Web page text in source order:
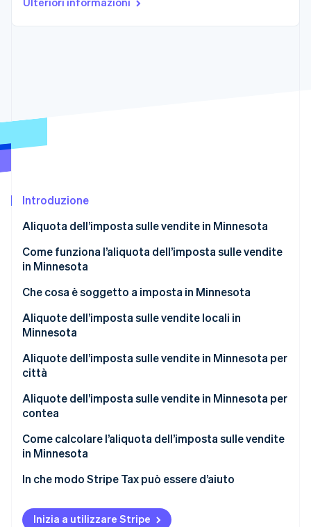
Scopri cosa ti aspetta
Radar
Verifica online dell'identità
Stripe Sessions 2026
Guarda ora
Introduzione
Aliquota dell’imposta sulle vendite in Minnesota
Come funziona l’aliquota dell’imposta sulle vendite
in Minnesota
Nesso economico
Che cosa è soggetto a imposta in Minnesota
Aliquote dell’imposta sulle vendite locali in
Minnesota
Fascia dell’imposta sulle vendite in Minnesota nel
2026
Aliquote dell’imposta sulle vendite in Minnesota per
città
Aliquote dell’imposta sulle vendite in Minnesota per
contea
Come calcolare l’aliquota dell’imposta sulle vendite
in Minnesota
In che modo Stripe Tax può essere d’aiuto
Inizia a utilizzare Stripe